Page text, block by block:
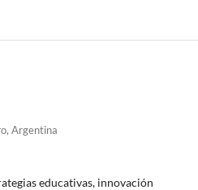
Argentina
educativas, innovación